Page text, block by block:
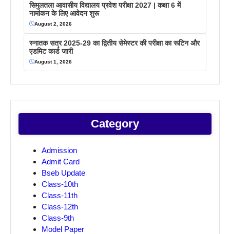
सिमुलतला आवासीय विद्यालय प्रवेश परीक्षा 2027 | कक्षा 6 में
नामांकन के लिए आवेदन शुरू
August 2, 2026
स्नातक सत्र 2025-29 का द्वितीय सेमेस्टर की परीक्षा का रूटिन और
एडमिट कार्ड जारी
August 1, 2026
Category
Admission
Admit Card
Bseb Update
Class-10th
Class-11th
Class-12th
Class-9th
Model Paper